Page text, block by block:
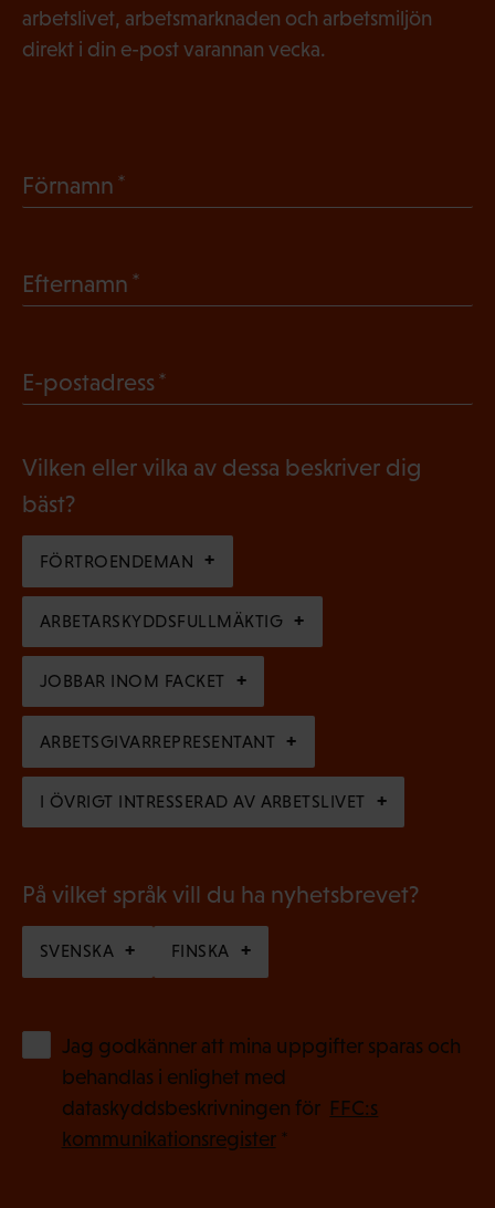
arbetslivet, arbetsmarknaden och arbetsmiljön
direkt i din e-post varannan vecka.
Förnamn
a
o
s
k
t
)
Efternamn
l
g
t
o
r
i
s
k
t
)
E-postadress
g
a
t
o
r
i
s
k
)
Vilken eller vilka av dessa beskriver dig
bäst?
FÖRTROENDEMAN
ARBETARSKYDDSFULLMÄKTIG
JOBBAR INOM FACKET
ARBETSGIVARREPRESENTANT
I ÖVRIGT INTRESSERAD AV ARBETSLIVET
På vilket språk vill du ha nyhetsbrevet?
SVENSKA FINSKA
Jag godkänner att mina uppgifter sparas och
behandlas i enlighet med
dataskyddsbeskrivningen för FFC:s
kommunikationsregister*